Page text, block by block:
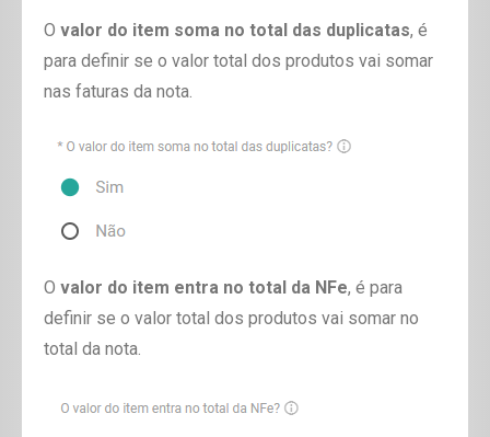
O valor do item soma no total das duplicatas, é
para definir se o valor total dos produtos vai somar
nas faturas da nota.
O valor do item entra no total da NFe, é para
definir se o valor total dos produtos vai somar no
total da nota.